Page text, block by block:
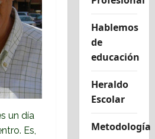
un día
Es,
Hablemos
de
educación
Heraldo
Escolar
Metodología